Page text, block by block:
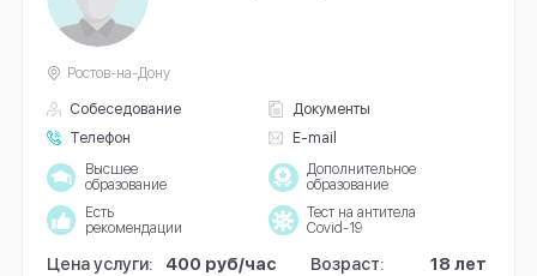
Собеседование
Документы
Телефон
E-mail
Ростов-на-Дону
Высшее
образование
Дополнительное
образование
Есть
рекомендации
Тест на антитела
Covid-19
Цена услуги: 400 руб/час Возраст: 18 лет